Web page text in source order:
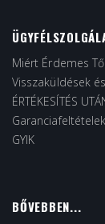
Miért Érdemes
Visszaküldések
ÉRTÉKESÍTÉS
Garanciafeltételek
GYIK
BŐVEBBEN...